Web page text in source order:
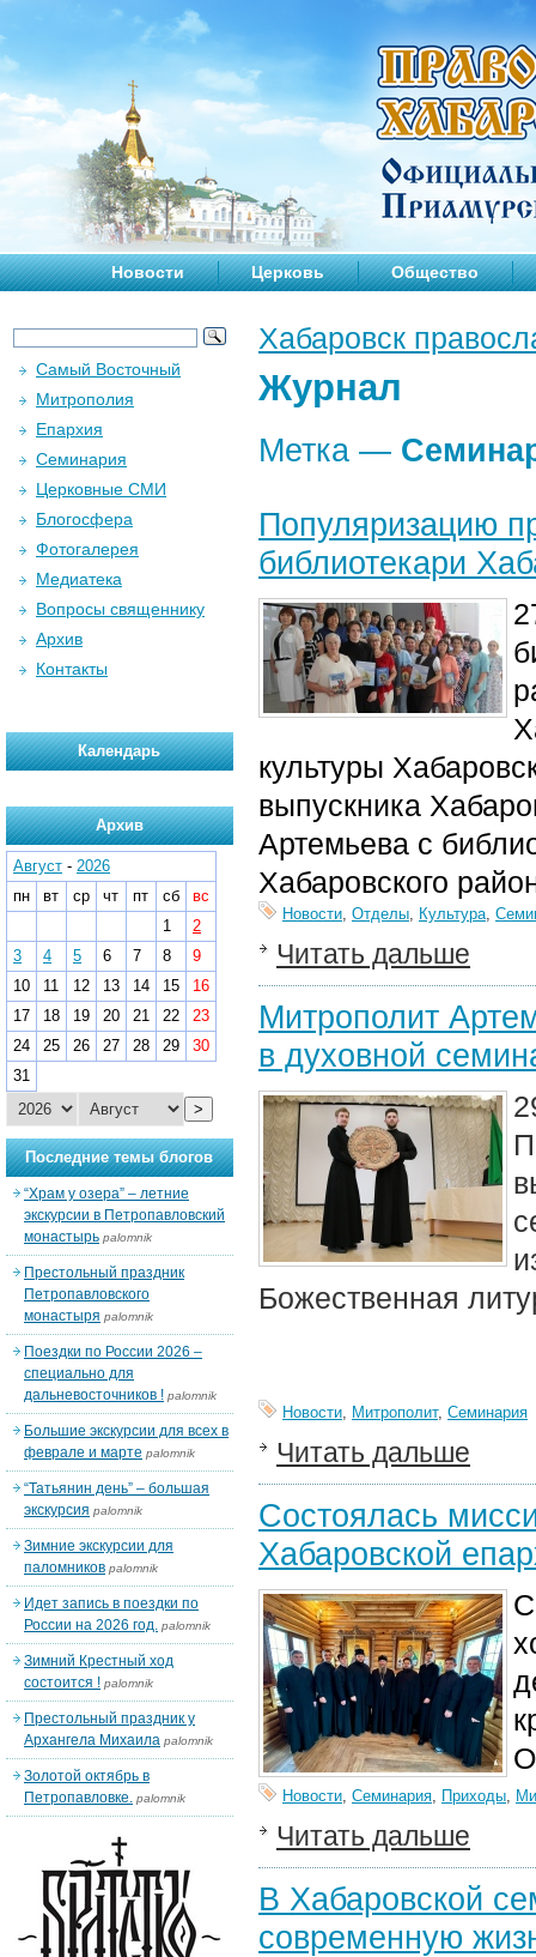
Новости Церковь Общество
Хабаровск
Журнал
Метка —
Популяризацию
библиотекари
культуры
выпускника
Артемьева с
Хабаровского
Новости, Отделы, Культура,
Читать дальше
Митрополит
в духовной
Божественная
Новости, Митрополит, Семинария
Читать дальше
Состоялась
Хабаровской
Новости, Семинария, Приходы,
Читать дальше
В Хабаровской
современную
Самый Восточный
Митрополия
Епархия
Семинария
Церковные СМИ
Блогосфера
Фотогалерея
Медиатека
Вопросы священнику
Архив
Контакты
Календарь
Архив
Август - 2026
пн
вт ср чт пт сб
вс
1
2
3
4 5 6 7 8
9
10
11 12 13 14 15
16
17
18 19 20 21 22
23
24
25 26 27 28 29
30
31
>
Последние темы блогов
“Храм у озера” – летние
экскурсии в Петропавловский
монастырь palomnik
Престольный праздник
Петропавловского
монастыря palomnik
Поездки по России 2026 –
специально для
дальневосточников ! palomnik
Большие экскурсии для всех в
феврале и марте palomnik
“Татьянин день” – большая
экскурсия palomnik
Зимние экскурсии для
паломников palomnik
Идет запись в поездки по
России на 2026 год. palomnik
Зимний Крестный ход
состоится ! palomnik
Престольный праздник у
Архангела Михаила palomnik
Золотой октябрь в
Петропавловке. palomnik